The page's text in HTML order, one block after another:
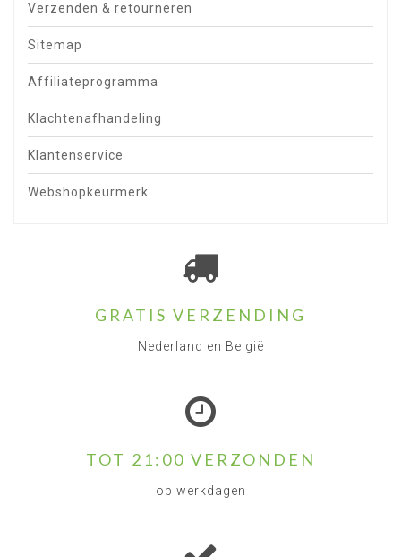
Verzenden & retourneren
Sitemap
Affiliateprogramma
Klachtenafhandeling
Klantenservice
Webshopkeurmerk
GRATIS VERZENDING
Nederland en België
TOT 21:00 VERZONDEN
op werkdagen